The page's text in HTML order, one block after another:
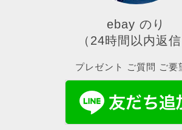
ebay のり
（24時間以内返信
プレゼント ご質問 ご要